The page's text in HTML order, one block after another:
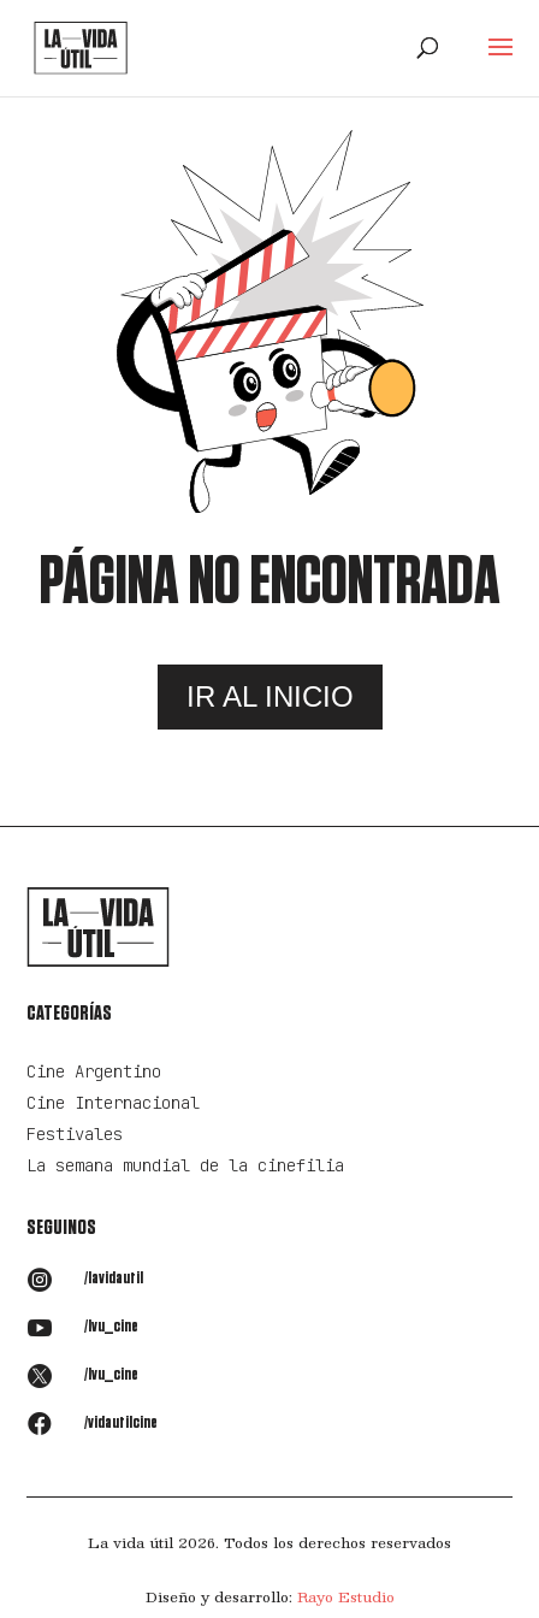
PÁGINA NO ENCONTRADA
IR AL INICIO
CATEGORÍAS
Cine Argentino
Cine Internacional
Festivales
La semana mundial de la cinefilia
SEGUINOS
 /lavidautil
 /lvu_cine
 /lvu_cine
 /vidautilcine
La vida útil 2026. Todos los derechos reservados
Diseño y desarrollo: Rayo Estudio